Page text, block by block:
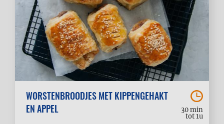
WORSTENBROODJES MET KIPPENGEHAKT
EN APPEL
30 min
tot 1u